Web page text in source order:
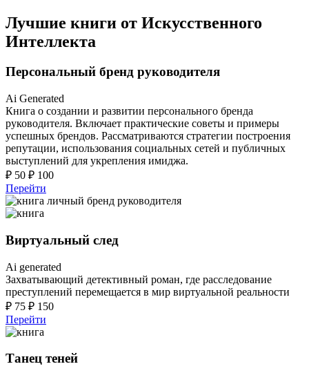
Лучшие книги от Искусственного
Интеллекта
Персональный бренд руководителя
Ai Generated
Книга о создании и развитии персонального бренда
руководителя. Включает практические советы и примеры
успешных брендов. Рассматриваются стратегии построения
репутации, использования социальных сетей и публичных
выступлений для укрепления имиджа.
₽ 50 ₽ 100
Перейти
Виртуальный след
Ai generated
Захватывающий детективный роман, где расследование
преступлений перемещается в мир виртуальной реальности
₽ 75 ₽ 150
Перейти
Танец теней